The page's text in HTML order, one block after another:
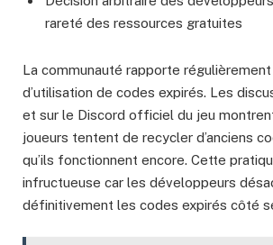
rareté des ressources gratuites
La communauté rapporte
d’utilisation de codes expirés. Les
et sur le Discord officiel du jeu
joueurs tentent de recycler d’anciens
qu’ils fonctionnent encore. Cette
infructueuse car les développeurs
définitivement les codes expirés côté